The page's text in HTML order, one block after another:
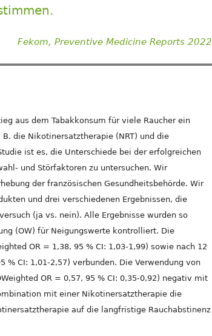
Fekom, Preventive Medicine Reports 2022
aus dem Tabakkonsum für viele Raucher ein
die Nikotinersatztherapie (NRT) und die
ist es, die Unterschiede bei der erfolgreichen
und Störfaktoren zu untersuchen. Wir
der französischen Gesundheitsbehörde. Wir
und drei verschiedenen Ergebnissen, die
(ja vs. nein). Alle Ergebnisse wurden so
(OW) für Neigungswerte kontrolliert. Die
OR = 1,38, 95 % CI: 1,03-1,99) sowie nach 12
% CI: 1,01-2,57) verbunden. Die Verwendung von
OR = 0,57, 95 % CI: 0,35-0,92) negativ mit
mit einer Nikotinersatztherapie die
auf die langfristige Rauchabstinenz